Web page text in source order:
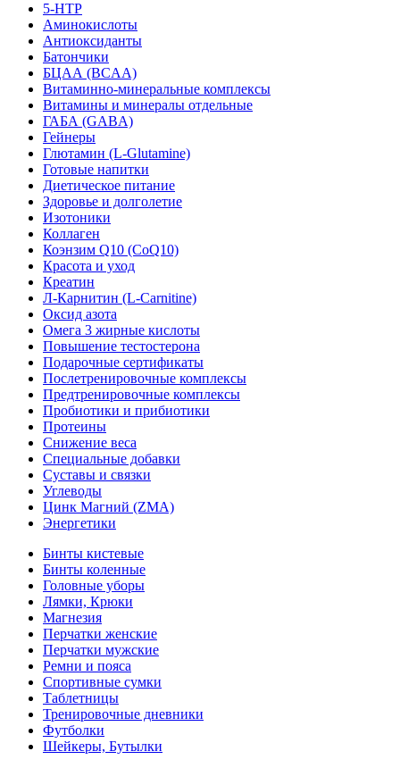
5-HTP
Аминокислоты
Антиоксиданты
Батончики
БЦАА (BCAA)
Витаминно-минеральные комплексы
Витамины и минералы отдельные
ГАБА (GABA)
Гейнеры
Глютамин (L-Glutamine)
Готовые напитки
Диетическое питание
Здоровье и долголетие
Изотоники
Коллаген
Коэнзим Q10 (CoQ10)
Красота и уход
Креатин
Л-Карнитин (L-Сarnitine)
Оксид азота
Омега 3 жирные кислоты
Повышение тестостерона
Подарочные сертификаты
Послетренировочные комплексы
Предтренировочные комплексы
Пробиотики и прибиотики
Протеины
Снижение веса
Специальные добавки
Суставы и связки
Углеводы
Цинк Магний (ZMA)
Энергетики
Бинты кистевые
Бинты коленные
Головные уборы
Лямки, Крюки
Магнезия
Перчатки женские
Перчатки мужские
Ремни и пояса
Спортивные сумки
Таблетницы
Тренировочные дневники
Футболки
Шейкеры, Бутылки